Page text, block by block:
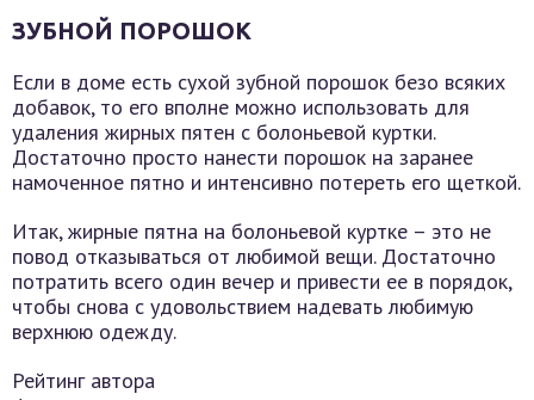
ЗУБНОЙ ПОРОШОК
Если в доме есть сухой зубной порошок безо всяких
добавок, то его вполне можно использовать для
удаления жирных пятен с болоньевой куртки.
Достаточно просто нанести порошок на заранее
намоченное пятно и интенсивно потереть его щеткой.
Итак, жирные пятна на болоньевой куртке – это не
повод отказываться от любимой вещи. Достаточно
потратить всего один вечер и привести ее в порядок,
чтобы снова с удовольствием надевать любимую
верхнюю одежду.
Рейтинг автора